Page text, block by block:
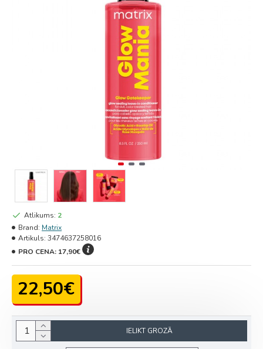
22,50€
Atlikums: 2
Brand: Matrix
Artikuls: 3474637258016
PRO CENA: 17,90€
IELIKT GROZĀ